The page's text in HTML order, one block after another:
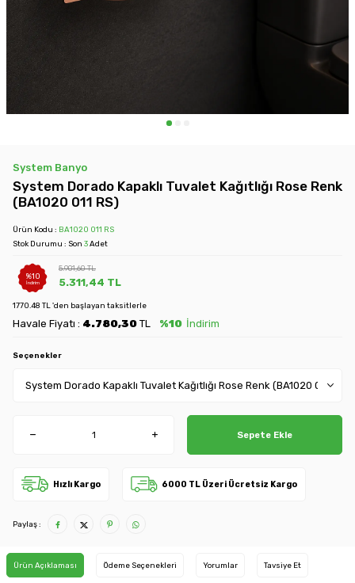
System Banyo
System Dorado Kapaklı Tuvalet Kağıtlığı Rose Renk
(BA1020 011 RS)
Ürün Kodu : BA1020 011 RS
Stok Durumu : Son 3Adet
%10
İndirim
5.901,60TL
5.311,44 TL
1770.48 TL 'den başlayan taksitlerle
Havale Fiyatı : 4.780,30 TL %10 İndirim
Seçenekler
Sepete Ekle
Hızlı Kargo 6000 TL Üzeri Ücretsiz Kargo
Paylaş :
Ürün Açıklaması Ödeme Seçenekleri Yorumlar Tavsiye Et